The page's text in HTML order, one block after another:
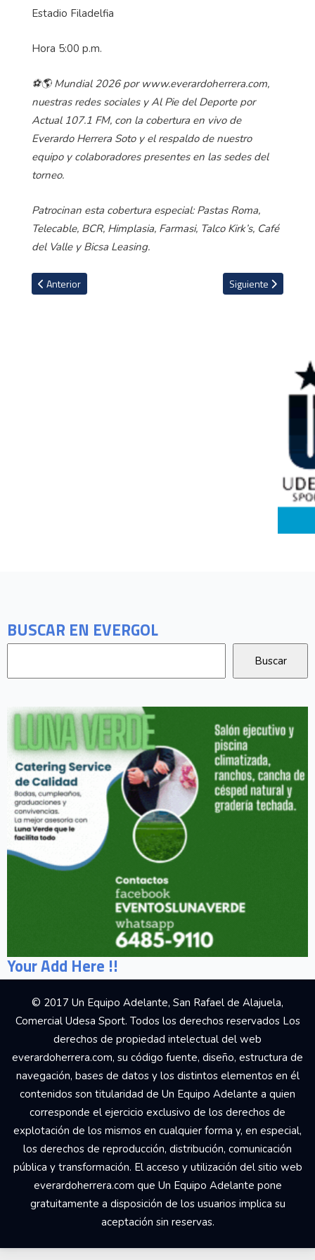
BUSCAR EN EVERGOL
Your Add Here !!
Estadio Filadelfia
Hora 5:00 p.m.
⚽🌎 Mundial 2026 por www.everardoherrera.com,
nuestras redes sociales y Al Pie del Deporte por
Actual 107.1 FM, con la cobertura en vivo de
Everardo Herrera Soto y el respaldo de nuestro
equipo y colaboradores presentes en las sedes del
torneo.
Patrocinan esta cobertura especial: Pastas Roma,
Telecable, BCR, Himplasia, Farmasi, Talco Kirk’s, Café
del Valle y Bicsa Leasing.
Artículo anterior: Suecia le pasa por encima 5-1 a Túnez
Anterior Artículo siguiente:
Siguiente
© 2017 Un Equipo Adelante, San Rafael de Alajuela,
Comercial Udesa Sport. Todos los derechos reservados Los
derechos de propiedad intelectual del web
everardoherrera.com, su código fuente, diseño, estructura de
navegación, bases de datos y los distintos elementos en él
contenidos son titularidad de Un Equipo Adelante a quien
corresponde el ejercicio exclusivo de los derechos de
explotación de los mismos en cualquier forma y, en especial,
los derechos de reproducción, distribución, comunicación
pública y transformación. El acceso y utilización del sitio web
everardoherrera.com que Un Equipo Adelante pone
gratuitamente a disposición de los usuarios implica su
aceptación sin reservas.